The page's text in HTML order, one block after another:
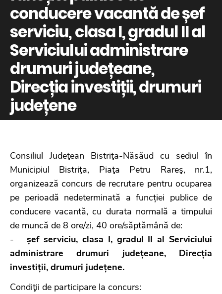
conducere vacantă de șef
serviciu, clasa I, gradul II al
Serviciului administrare
drumuri județeane,
Direcția investiții, drumuri
județene
Consiliul Judeţean Bistriţa-Năsăud cu sediul în
Municipiul Bistriţa, Piaţa Petru Rareş, nr.1,
organizează concurs de recrutare pentru ocuparea
pe perioadă nedeterminată a funcției publice de
conducere vacantă, cu durata normală a timpului
de muncă de 8 ore/zi, 40 ore/săptămână de:
-șef serviciu, clasa I, gradul II al Serviciului
administrare drumuri județeane, Direcția
investiții, drumuri județene.
Condiţii de participare la concurs: